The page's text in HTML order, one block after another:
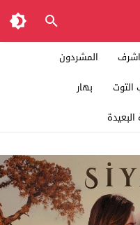
المشردون
التوت
بهار
البعيدة